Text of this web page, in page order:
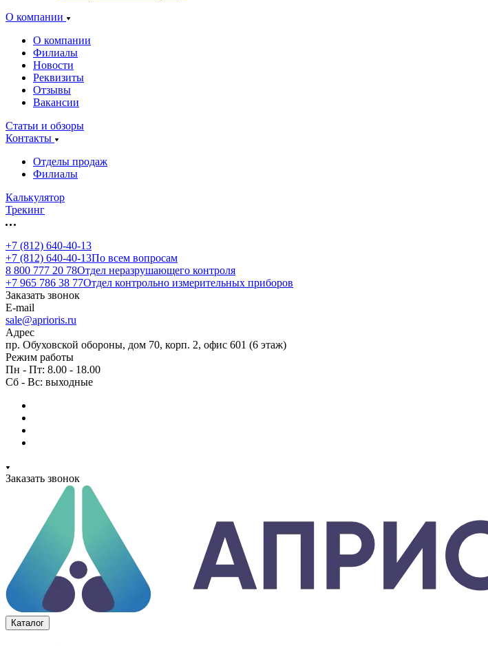
О компании
О компании
Филиалы
Новости
Реквизиты
Отзывы
Вакансии
Статьи и обзоры
Контакты
Отделы продаж
Филиалы
Калькулятор
Трекинг
+7 (812) 640-40-13
+7 (812) 640-40-13По всем вопросам
8 800 777 20 78Отдел неразрушающего контроля
+7 965 786 38 77Отдел контрольно измерительных приборов
Заказать звонок
E-mail
sale@aprioris.ru
Адрес
пр. Обуховской обороны, дом 70, корп. 2, офис 601 (6 этаж)
Режим работы
Пн - Пт: 8.00 - 18.00
Сб - Вс: выходные
Заказать звонок
Каталог